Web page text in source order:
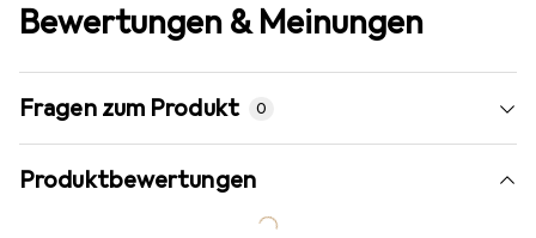
Bewertungen & Meinungen
Fragen zum Produkt 0
Produktbewertungen